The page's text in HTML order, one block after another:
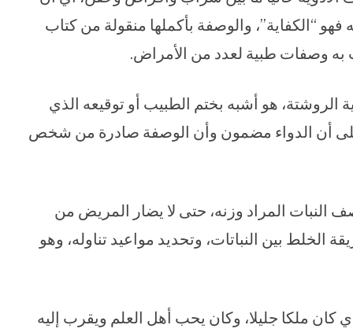
“الكفاية”، والوصفة بأكملها منقولة من كتاب
به وصفات طبية لعدد من الأمراض.
هو أشبه بختم الطبيب أو توقيعه الذي
أن الدواء مضمون وأن الوصفة صادرة من شخص
النبات المراد وزنه، حتى لا يضار المريض من
الخلط بين النباتات، وتحديد مواعيد تناوله، وهو
ملكا جليلا، وكان يحب أهل العلم ويقرب إليه